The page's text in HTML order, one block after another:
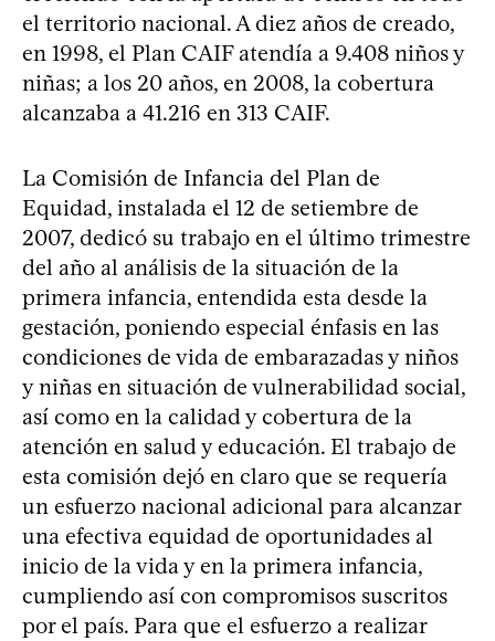
el territorio nacional. A diez años de creado,
en 1998, el Plan CAIF atendía a 9.408 niños y
niñas; a los 20 años, en 2008, la cobertura
alcanzaba a 41.216 en 313 CAIF.
La Comisión de Infancia del Plan de
Equidad, instalada el 12 de setiembre de
2007, dedicó su trabajo en el último trimestre
del año al análisis de la situación de la
primera infancia, entendida esta desde la
gestación, poniendo especial énfasis en las
condiciones de vida de embarazadas y niños
y niñas en situación de vulnerabilidad social,
así como en la calidad y cobertura de la
atención en salud y educación. El trabajo de
esta comisión dejó en claro que se requería
un esfuerzo nacional adicional para alcanzar
una efectiva equidad de oportunidades al
inicio de la vida y en la primera infancia,
cumpliendo así con compromisos suscritos
por el país. Para que el esfuerzo a realizar